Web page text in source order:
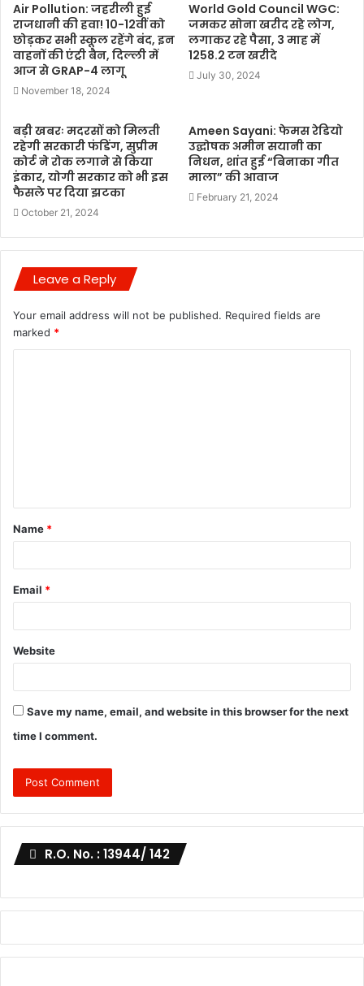
Air Pollution: जहरीली हुई
राजधानी की हवा! 10-12वीं को
छोड़कर सभी स्कूल रहेंगे बंद, इन
वाहनों की एंट्री बैन, दिल्ली में
आज से GRAP-4 लागू
November 18, 2024
World Gold Council WGC:
जमकर सोना खरीद रहे लोग,
लगाकर रहे पैसा, 3 माह में
1258.2 टन खरीदे
July 30, 2024
बड़ी खबरः मदरसों को मिलती
रहेगी सरकारी फंडिंग, सुप्रीम
कोर्ट ने रोक लगाने से किया
इंकार, योगी सरकार को भी इस
फैसले पर दिया झटका
October 21, 2024
Ameen Sayani: फेमस रेडियो
उद्घोषक अमीन सयानी का
निधन, शांत हुई “बिनाका गीत
माला” की आवाज
February 21, 2024
Leave a Reply
Your email address will not be published. Required fields are
marked *
t
*
Name *
Email *
Website
Save my name, email, and website in this browser for the next
time I comment.
R.O. No. : 13944/ 142